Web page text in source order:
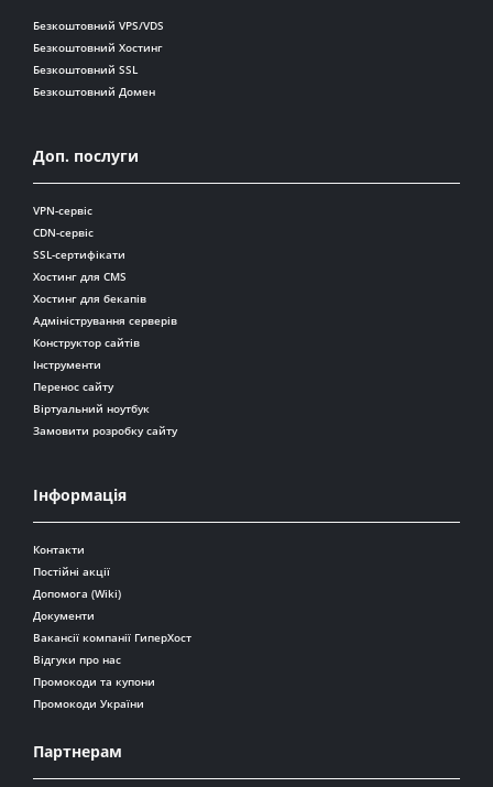
Безкоштовний VPS/VDS
Безкоштовний Хостинг
Безкоштовний SSL
Безкоштовний Домен
Доп. послуги
VPN-сервіс
CDN-сервіс
SSL-сертифікати
Хостинг для CMS
Хостинг для бекапів
Адміністрування серверів
Конструктор сайтів
Інструменти
Перенос сайту
Віртуальний ноутбук
Замовити розробку сайту
Інформація
Контакти
Постійні акції
Допомога (Wiki)
Документи
Вакансії компанії ГиперХост
Відгуки про нас
Промокоди та купони
Промокоди України
Партнерам